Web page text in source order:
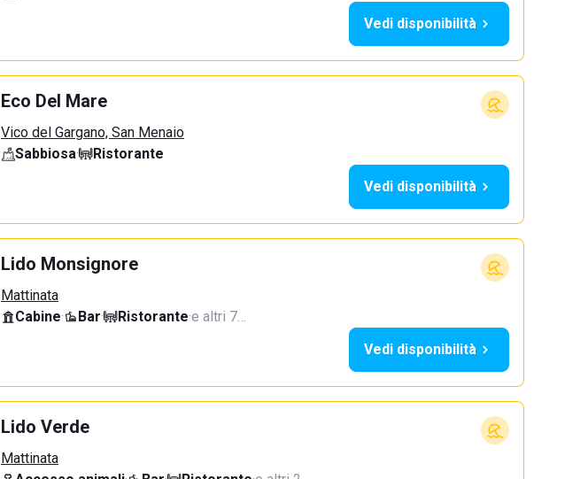
Vedi disponibilità
Eco Del Mare
Vico del Gargano, San Menaio
Sabbiosa·
Ristorante
Vedi disponibilità
Lido Monsignore
Mattinata
Cabine· Bar· Ristorante·e altri 7…
Vedi disponibilità
Lido Verde
Mattinata